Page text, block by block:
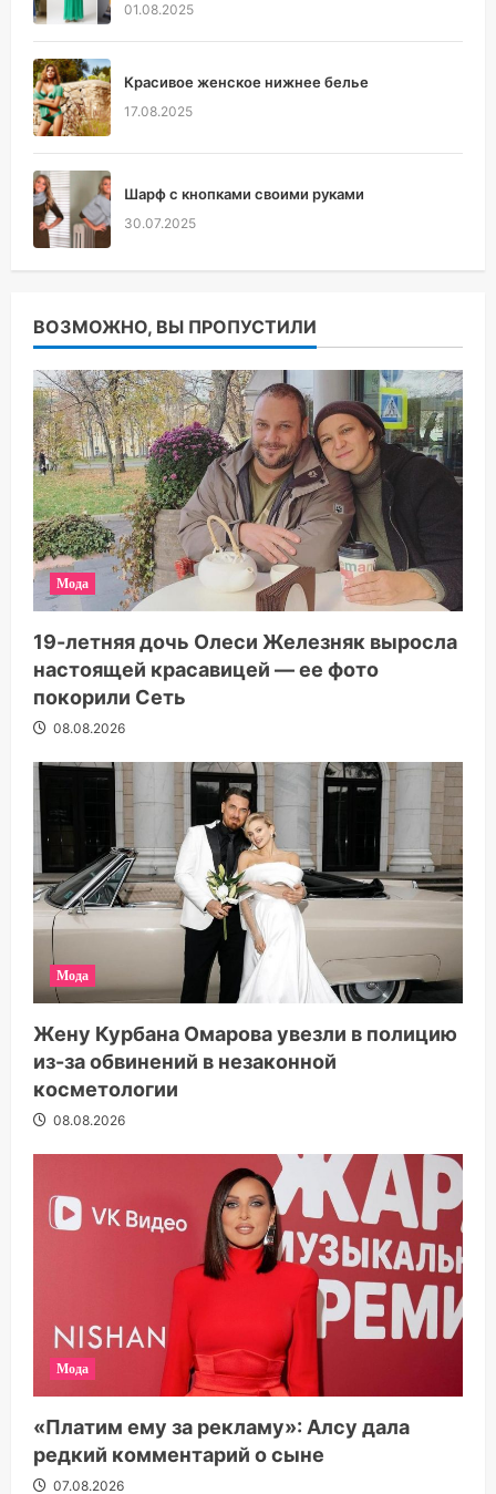
01.08.2025
Красивое женское нижнее белье
17.08.2025
Шарф с кнопками своими руками
30.07.2025
ВОЗМОЖНО, ВЫ ПРОПУСТИЛИ
Мода
19-летняя дочь Олеси Железняк выросла
настоящей красавицей — ее фото
покорили Сеть
08.08.2026
Мода
Жену Курбана Омарова увезли в полицию
из-за обвинений в незаконной
косметологии
08.08.2026
Мода
«Платим ему за рекламу»: Алсу дала
редкий комментарий о сыне
07.08.2026